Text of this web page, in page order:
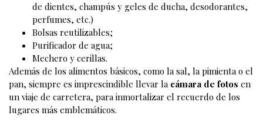
de dientes, champús y geles de ducha, desodorantes,
perfumes, etc.)
Bolsas reutilizables;
Purificador de agua;
Mechero y cerillas.
Además de los alimentos básicos, como la sal, la pimienta o el
pan, siempre es imprescindible llevar la cámara de fotos en
un viaje de carretera, para inmortalizar el recuerdo de los
lugares más emblemáticos.